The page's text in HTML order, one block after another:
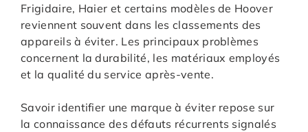
Frigidaire, Haier et certains modèles de Hoover
reviennent souvent dans les classements des
appareils à éviter. Les principaux problèmes
concernent la durabilité, les matériaux employés
et la qualité du service après-vente.
Savoir identifier une marque à éviter repose sur
la connaissance des défauts récurrents signalés